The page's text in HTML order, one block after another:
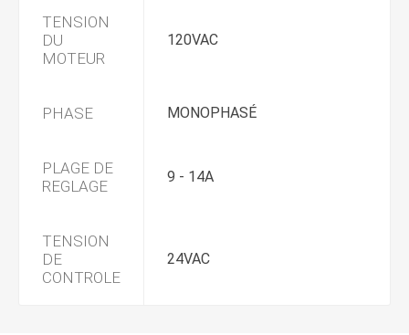
TENSION
DU
MOTEUR
120VAC
PHASE MONOPHASÉ
PLAGE DE
REGLAGE
9 - 14A
TENSION
DE
CONTROLE
24VAC